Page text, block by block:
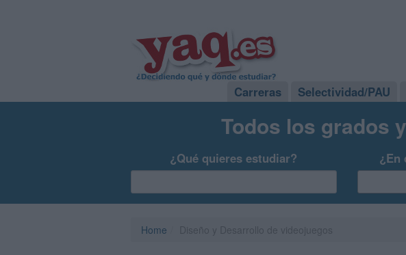
Carreras Selectividad/PAU
Todos los grados
¿Qué quieres estudiar? ¿En
Home